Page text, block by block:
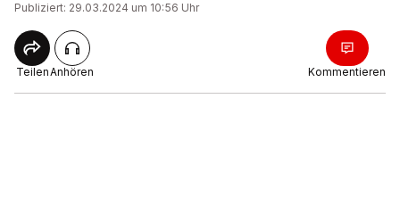
Publiziert: 29.03.2024 um 10:56 Uhr
TeilenAnhören Kommentieren